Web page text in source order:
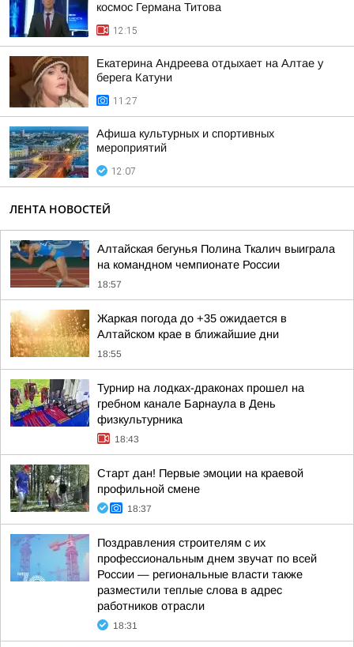
космос Германа Титова
12:15
Екатерина Андреева отдыхает на Алтае у
берега Катуни
11:27
Афиша культурных и спортивных
мероприятий
12:07
ЛЕНТА НОВОСТЕЙ
Алтайская бегунья Полина Ткалич выиграла
на командном чемпионате России
18:57
Жаркая погода до +35 ожидается в
Алтайском крае в ближайшие дни
18:55
Турнир на лодках-драконах прошел на
гребном канале Барнаула в День
физкультурника
18:43
Старт дан! Первые эмоции на краевой
профильной смене
18:37
Поздравления строителям с их
профессиональным днем звучат по всей
России — региональные власти также
разместили теплые слова в адрес
работников отрасли
18:31